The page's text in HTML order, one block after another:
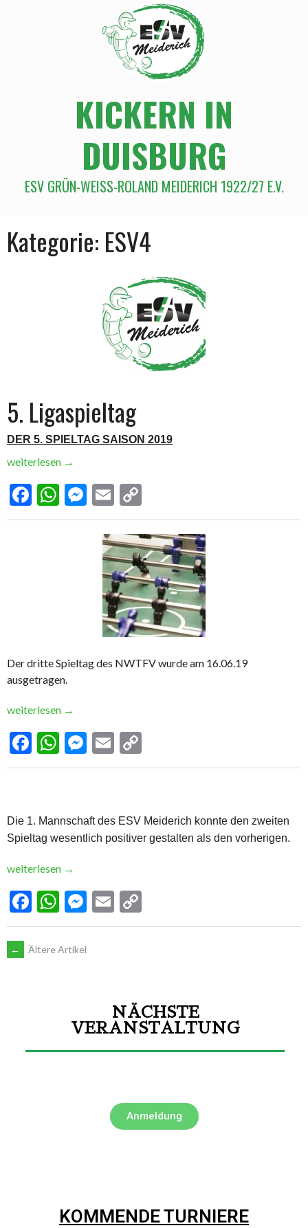
KICKERN IN
DUISBURG
ESV GRÜN-WEISS-ROLAND MEIDERICH 1922/27 E.V.
Kategorie: ESV4
5. Ligaspieltag
DER 5. SPIELTAG SAISON 2019
weiterlesen →
Facebook
WhatsApp
Messenger
Email
Link
Der dritte Spieltag des NWTFV wurde am 16.06.19
ausgetragen.
weiterlesen →
Facebook
WhatsApp
Messenger
Email
Link
Die 1. Mannschaft des ESV Meiderich konnte den zweiten
Spieltag wesentlich positiver gestalten als den vorherigen.
weiterlesen →
Facebook
WhatsApp
Messenger
Email
Link
← Ältere Artikel
NÄCHSTE
VERANSTALTUNG
Anmeldung
KOMMENDE TURNIERE